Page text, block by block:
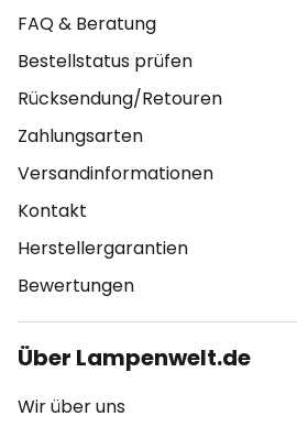
FAQ & Beratung
Bestellstatus prüfen
Rücksendung/Retouren
Zahlungsarten
Versandinformationen
Kontakt
Herstellergarantien
Bewertungen
Über Lampenwelt.de
Wir über uns